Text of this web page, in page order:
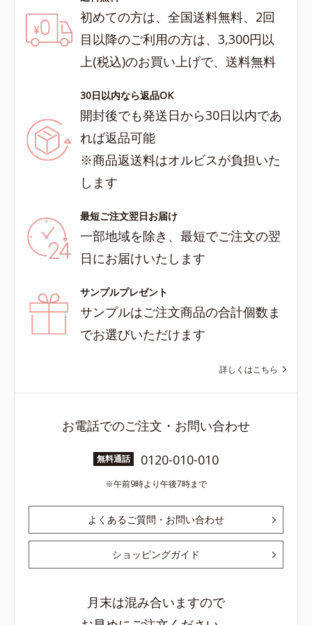
初めての方は、全国送料無料、2回
目以降のご利用の方は、3,300円以
上(税込)のお買い上げで、送料無料
30日以内なら返品OK
開封後でも発送日から30日以内であ
れば返品可能
※商品返送料はオルビスが負担いた
します
最短ご注文翌日お届け
一部地域を除き、最短でご注文の翌
日にお届けいたします
サンプルプレゼント
サンプルはご注文商品の合計個数ま
でお選びいただけます
詳しくはこちら
お電話でのご注文・お問い合わせ
無料通話 0120-010-010
午前9時より午後7時まで
よくあるご質問・お問い合わせ
ショッピングガイド
月末は混み合いますので